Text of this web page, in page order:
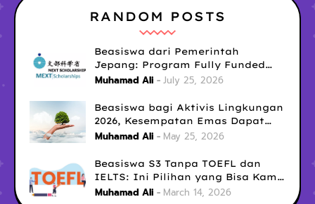
RANDOM POSTS
Beasiswa dari Pemerintah
Jepang: Program Fully Funded
untuk S1, S2, dan S3 yang Wajib
Muhamad Ali July 25, 2026
Beasiswa bagi Aktivis Lingkungan
2026, Kesempatan Emas Dapat
Dana Pendidikan untuk Misi
Muhamad Ali May 25, 2026
Beasiswa S3 Tanpa TOEFL dan
IELTS: Ini Pilihan yang Bisa Kamu
Coba Sekarang!
Muhamad Ali March 14, 2026